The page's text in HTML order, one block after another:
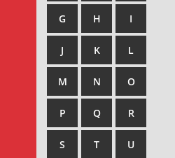
G H I
J K L
M N O
P Q R
S T U